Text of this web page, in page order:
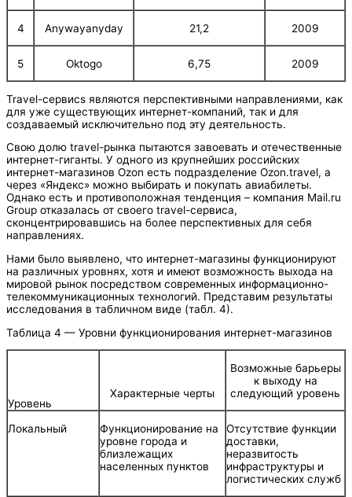
4 Anywayanyday 21,2 2009
5 Oktogo 6,75 2009
Travel-сервисs являются перспективными направлениями, как
для уже существующих интернет-компаний, так и для
создаваемый исключительно под эту деятельность.
Свою долю travel-рынка пытаются завоевать и отечественные
интернет-гиганты. У одного из крупнейших российских
интернет-магазинов Ozon есть подразделение Ozon.travel, а
через «Яндекс» можно выбирать и покупать авиабилеты.
Однако есть и противоположная тенденция – компания Mail.ru
Group отказалась от своего travel-сервиса,
сконцентрировавшись на более перспективных для себя
направлениях.
Нами было выявлено, что интернет-магазины функционируют
на различных уровнях, хотя и имеют возможность выхода на
мировой рынок посредством современных информационно-
телекоммуникационных технологий. Представим результаты
исследования в табличном виде (табл. 4).
Таблица 4 — Уровни функционирования интернет-магазинов
Уровень
Характерные черты
Возможные барьеры
к выходу на
следующий уровень
Локальный
Функционирование на
уровне города и
близлежащих
населенных пунктов
Отсутствие функции
доставки,
неразвитость
инфраструктуры и
логистических служб